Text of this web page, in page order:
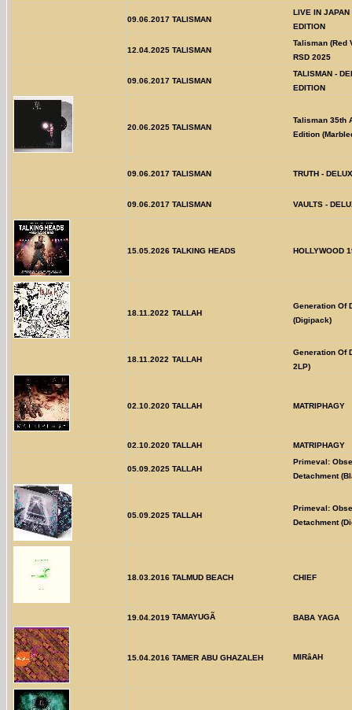
09.06.2017 TALISMAN
LIVE IN JAPAN
EDITION
12.04.2025 TALISMAN
Talisman (Red
RSD 2025
09.06.2017 TALISMAN
TALISMAN -
EDITION
20.06.2025 TALISMAN
Talisman 35th
Edition
09.06.2017 TALISMAN TRUTH -
09.06.2017 TALISMAN VAULTS -
15.05.2026 TALKING HEADS HOLLYWOOD
18.11.2022 TALLAH
Generation Of
(Digipack)
18.11.2022 TALLAH
Generation Of
2LP)
02.10.2020 TALLAH MATRIPHAGY
02.10.2020 TALLAH MATRIPHAGY
05.09.2025 TALLAH
Primeval:
Detachment
05.09.2025 TALLAH
Primeval:
Detachment
18.03.2016 TALMUD BEACH CHIEF
19.04.2019 TAMAYUGÃ BABA YAGA
15.04.2016 TAMER ABU GHAZALEH MIRâAH